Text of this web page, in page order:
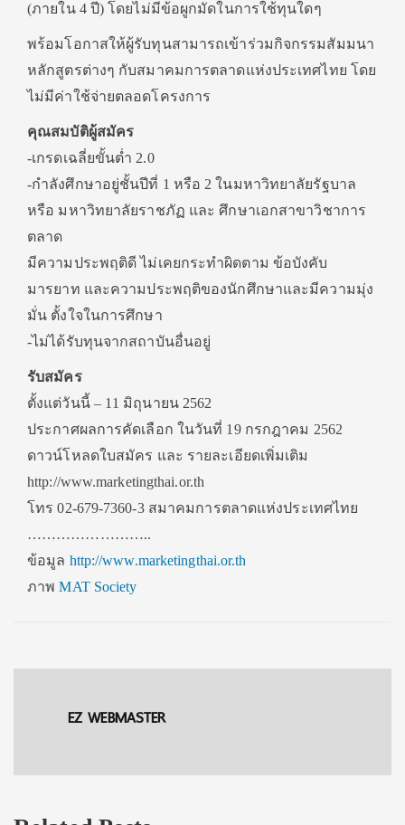
(ภายใน 4 ปี) โดยไม่มีข้อผูกมัดในการใช้ทุนใดๆ
พร้อมโอกาสให้ผู้รับทุนสามารถเข้าร่วมกิจกรรมสัมมนา
หลักสูตรต่างๆ กับสมาคมการตลาดแห่งประเทศไทย โดย
ไม่มีค่าใช้จ่ายตลอดโครงการ
คุณสมบัติผู้สมัคร
-เกรดเฉลี่ยขั้นต่ำ 2.0
-กำลังศึกษาอยู่ชั้นปีที่ 1 หรือ 2 ในมหาวิทยาลัยรัฐบาล
หรือ มหาวิทยาลัยราชภัฏ และ ศึกษาเอกสาขาวิชาการ
ตลาด
มีความประพฤติดี ไม่เคยกระทำผิดตาม ข้อบังคับ
มารยาท และความประพฤติของนักศึกษาและมีความมุ่ง
มั่น ตั้งใจในการศึกษา
-ไม่ได้รับทุนจากสถาบันอื่นอยู่
รับสมัคร
ตั้งแต่วันนี้ – 11 มิถุนายน 2562
ประกาศผลการคัดเลือก ในวันที่ 19 กรกฎาคม 2562
ดาวน์โหลดใบสมัคร และ รายละเอียดเพิ่มเติม
http://www.marketingthai.or.th
โทร 02-679-7360-3 สมาคมการตลาดแห่งประเทศไทย
……………………..
ข้อมูล http://www.marketingthai.or.th
ภาพMAT Society
EZ WEBMASTER